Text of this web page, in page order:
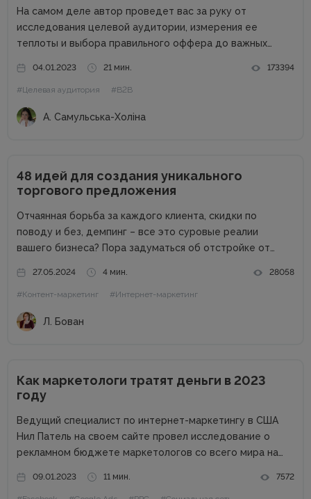
На самом деле автор проведет вас за руку от
исследования целевой аудитории, измерения ее
теплоты и выбора правильного оффера до важных
клиенту. В процессе составления и отправления
коммерческого предложения важен абсолютно каждый
этап, поэтому...
04.01.2023 21 мин. 173394
#Целевая аудитория #B2B
А. Самульська-Холіна
48 идей для создания уникального
торгового предложения
Отчаянная борьба за каждого клиента, скидки по
поводу и без, демпинг – все это суровые реалии
вашего бизнеса? Пора задуматься об отстройке от
как выделиться среди аналогичных компаний, привлечь
внимание к продуктам...
27.05.2024 4 мин. 28058
#Контент-маркетинг #Интернет-маркетинг
Л. Бован
Как маркетологи тратят деньги в 2023
году
Ведущий специалист по интернет-маркетингу в США
Нил Патель на своем сайте провел исследование о
рекламном бюджете маркетологов со всего мира на
подвешенном состоянии из-за набирающей обороты
09.01.2023 11 мин. 7572